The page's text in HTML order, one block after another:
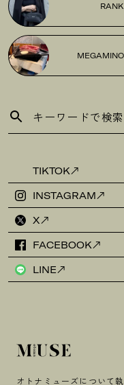
TIKTOK
INSTAGRAM
X
FACEBOOK
LINE
オトナミューズについて